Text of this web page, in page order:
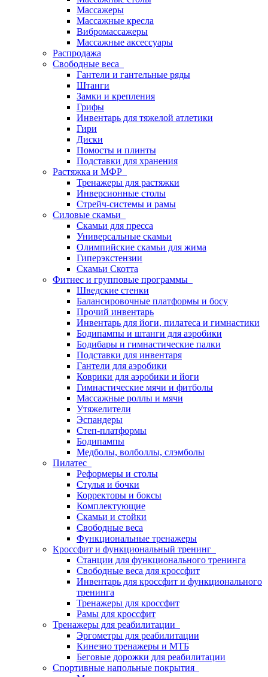
Массажеры
Массажные кресла
Вибромассажеры
Массажные аксессуары
Распродажа
Свободные веса
Гантели и гантельные ряды
Штанги
Замки и крепления
Грифы
Инвентарь для тяжелой атлетики
Гири
Диски
Помосты и плинты
Подставки для хранения
Растяжка и МФР
Тренажеры для растяжки
Инверсионные столы
Стрейч-системы и рамы
Силовые скамьи
Скамьи для пресса
Универсальные скамьи
Олимпийские скамьи для жима
Гиперэкстензии
Скамьи Скотта
Фитнес и групповые программы
Шведские стенки
Балансировочные платформы и босу
Прочий инвентарь
Инвентарь для йоги, пилатеса и гимнастики
Бодипампы и штанги для аэробики
Бодибары и гимнастические палки
Подставки для инвентаря
Гантели для аэробики
Коврики для аэробики и йоги
Гимнастические мячи и фитболы
Массажные роллы и мячи
Утяжелители
Эспандеры
Степ-платформы
Бодипампы
Медболы, волболлы, слэмболы
Пилатес
Реформеры и столы
Стулья и бочки
Корректоры и боксы
Комплектующие
Скамьи и стойки
Свободные веса
Функциональные тренажеры
Кроссфит и функциональный тренинг
Станции для функционального тренинга
Свободные веса для кроссфит
Инвентарь для кроссфит и функционального
тренинга
Тренажеры для кроссфит
Рамы для кроссфит
Тренажеры для реабилитации
Эргометры для реабилитации
Кинезио тренажеры и МТБ
Беговые дорожки для реабилитации
Спортивные напольные покрытия